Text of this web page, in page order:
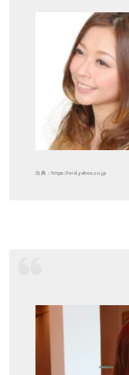
出典：https://ord.yahoo.co.jp